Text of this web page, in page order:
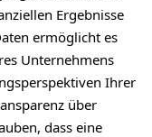
Ergebnisse
ermöglicht es
Unternehmens
Ihrer
über
dass eine